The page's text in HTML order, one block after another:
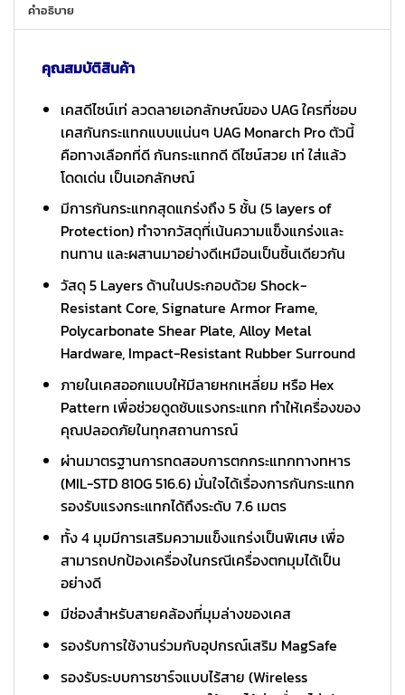
คำอธิบาย
คุณสมบัติสินค้า
เคสดีไซน์เท่ ลวดลายเอกลักษณ์ของ UAG ใครที่ชอบ
เคสกันกระแทกแบบแน่นๆ UAG Monarch Pro ตัวนี้
คือทางเลือกที่ดี กันกระแทกดี ดีไซน์สวย เท่ ใส่แล้ว
โดดเด่น เป็นเอกลักษณ์
มีการกันกระแทกสุดแกร่งถึง 5 ชั้น (5 layers of
Protection) ทำจากวัสดุที่เน้นความแข็งแกร่งและ
ทนทาน และผสานมาอย่างดีเหมือนเป็นชิ้นเดียวกัน
วัสดุ 5 Layers ด้านในประกอบด้วย Shock-
Resistant Core, Signature Armor Frame,
Polycarbonate Shear Plate, Alloy Metal
Hardware, Impact-Resistant Rubber Surround
ภายในเคสออกแบบให้มีลายหกเหลี่ยม หรือ Hex
Pattern เพื่อช่วยดูดซับแรงกระแทก ทำให้เครื่องของ
คุณปลอดภัยในทุกสถานการณ์
ผ่านมาตรฐานการทดสอบการตกกระแทกทางทหาร
(MIL-STD 810G 516.6) มั่นใจได้เรื่องการกันกระแทก
รองรับแรงกระแทกได้ถึงระดับ 7.6 เมตร
ทั้ง 4 มุมมีการเสริมความแข็งแกร่งเป็นพิเศษ เพื่อ
สามารถปกป้องเครื่องในกรณีเครื่องตกมุมได้เป็น
อย่างดี
มีช่องสำหรับสายคล้องที่มุมล่างของเคส
รองรับการใช้งานร่วมกับอุปกรณ์เสริม MagSafe
รองรับระบบการชาร์จแบบไร้สาย (Wireless